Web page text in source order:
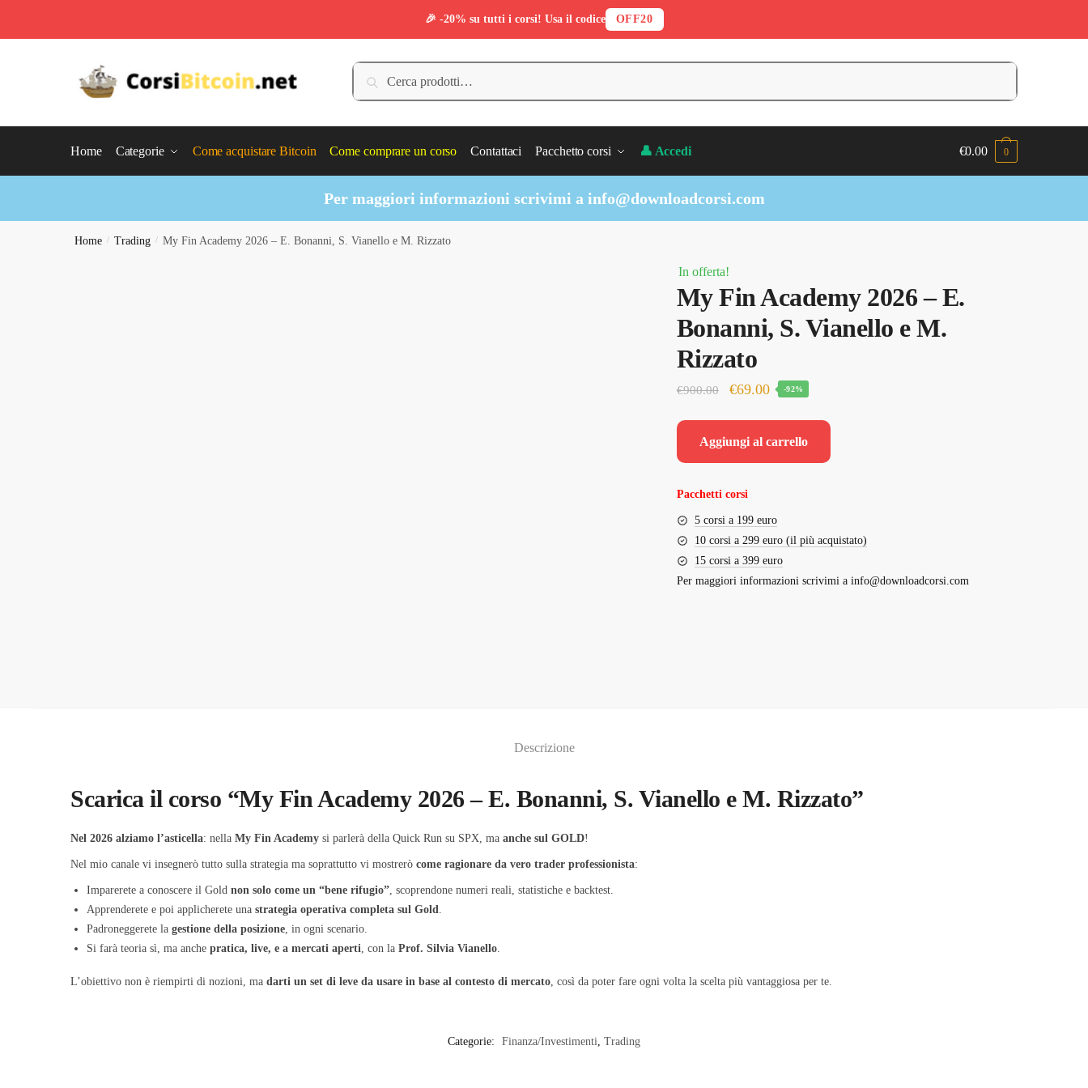
Cerca:
Cerca
Home Categorie Come acquistare Bitcoin Come comprare un corso Contattaci Pacchetto corsi 👤 Accedi €0.00 0
Per maggiori informazioni scrivimi a info@downloadcorsi.com
Home / Trading / My Fin Academy 2026 – E. Bonanni, S. Vianello e M. Rizzato
In offerta!
My Fin Academy 2026 – E.
Bonanni, S. Vianello e M.
Rizzato
€900.00
Il
originale
era:
€69.00Il
attuale
è:
-92%
Aggiungi al carrello
Pacchetti corsi
5 corsi a 199 euro
10 corsi a 299 euro (il più acquistato)
15 corsi a 399 euro
Per maggiori informazioni scrivimi a info@downloadcorsi.com
Descrizione
Scarica il corso “My Fin Academy 2026 – E. Bonanni, S. Vianello e M. Rizzato”
Nel 2026 alziamo l’asticella: nellaMy Fin Academy si parlerà della Quick Run su SPX, maanche sul GOLD!
Nel mio canale vi insegnerò tutto sulla strategia ma soprattutto vi mostreròcome ragionare da vero trader professionista:
Imparerete a conoscere il Goldnon solo come un “bene rifugio” , scoprendone numeri reali, statistiche e backtest.
Apprenderete e poi applicherete unastrategia operativa completa sul Gold
Padroneggerete lagestione della posizione , in ogni scenario.
Si farà teoria sì, ma anchepratica, live, e a mercati aperti , con laProf. Silvia Vianello
L’obiettivo non è riempirti di nozioni, madarti un set di leve da usare in base al contesto di mercato , così da poter fare ogni volta la scelta più vantaggiosa per te.
Categorie: Finanza/Investimenti Trading
🎉 -20% su tutti i corsi! Usa il codice OFF20